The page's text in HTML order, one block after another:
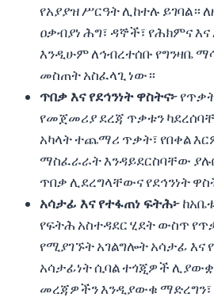
የአያያዝ ሥርዓት ሊከተሉ ይገባል።
ዐቃብያነ ሕግ፣ ዳኞች፣ የሕክምና
እንዲሁም ለኅብረተሰቡ የግንዛቤ
መስጠት አስፈላጊ ነው።
ጥበቃ እና የደኅንነት ዋስትና፦
የመጀመሪያ ደረጃ ጥቃቱን
አካላት ተጨማሪ ጥቃት፣ የበቀል
ማስፈራራት እንዳይደርስባቸው
ጥበቃ ሊደረግላቸውና የደኅንነት
አሳታፊ እና የተፋጠነ ፍትሕ፦
የፍትሕ አስተዳደር ሂደት ውስጥ
የሚያገኙት አገልግሎት አሳታፊ እና
አሳታፊነት ሲባል ተጎጂዎች
መረጃዎችን እንዲያውቁ